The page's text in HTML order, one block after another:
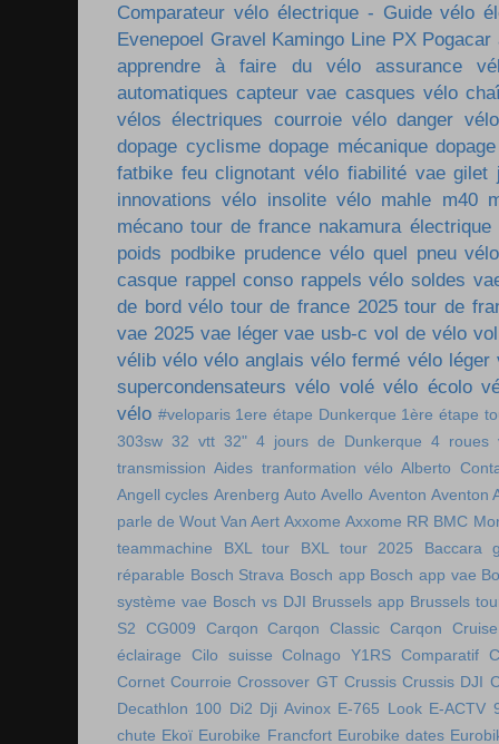
Comparateur vélo électrique - Guide vélo
Evenepoel Gravel Kamingo Line PX Pogacar
apprendre à faire du vélo
assurance
automatiques capteur vae casques vélo
vélos électriques courroie vélo danger vélo
dopage cyclisme dopage mécanique
fatbike feu clignotant vélo fiabilité vae gilet
innovations vélo insolite vélo mahle m40
mécano tour de france nakamura électrique
poids podbike prudence vélo quel pneu vélo
casque rappel conso rappels vélo soldes
de bord vélo tour de france 2025 tour de
vae 2025 vae léger vae usb-c vol de vélo
vélib vélo vélo anglais vélo fermé vélo léger
supercondensateurs vélo volé vélo écolo
vélo #veloparis 1ere étape Dunkerque 1ère étape
303sw 32 vtt 32" 4 jours de Dunkerque 4 roues
transmission Aides tranformation vélo Alberto
Angell cycles Arenberg Auto Avello Aventon Aventon
parle de Wout Van Aert Axxome Axxome RR BMC
teammachine
BXL tour BXL tour 2025
Baccara
réparable Bosch Strava Bosch app Bosch app vae
système vae Bosch vs DJI Brussels app Brussels
S2
CG009 Carqon Carqon Classic Carqon Cruise
éclairage
Cilo suisse Colnago Y1RS Comparatif
Cornet Courroie Crossover GT Crussis Crussis DJI
Decathlon 100 Di2 Dji Avinox E-765 Look E-ACTV
chute Ekoï Eurobike Francfort Eurobike dates